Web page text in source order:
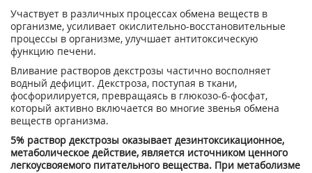
Участвует в различных процессах обмена веществ в
организме, усиливает окислительно-восстановительные
процессы в организме, улучшает антитоксическую
функцию печени.
Вливание растворов декстрозы частично восполняет
водный дефицит. Декстроза, поступая в ткани,
фосфорилируется, превращаясь в глюкозо-6-фосфат,
который активно включается во многие звенья обмена
веществ организма.
5% раствор декстрозы оказывает дезинтоксикационное,
метаболическое действие, является источником ценного
легкоусвояемого питательного вещества. При метаболизме